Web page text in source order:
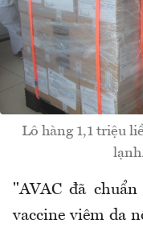
Lô hàng 1,1 triệu
"AVAC đã
vaccine viêm da